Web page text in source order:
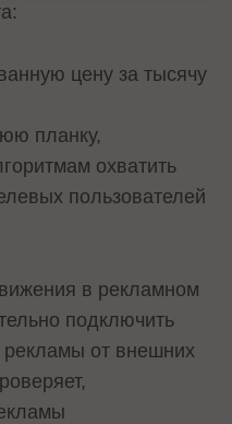
цену за тысячу
планку,
охватить
пользователей
в рекламном
подключить
от внешних